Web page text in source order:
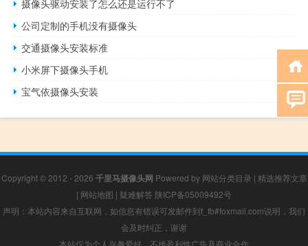
摄像头驱动安装了怎么还是运行不了
公司定制的手机没有摄像头
交通摄像头安装标准
小米屏下摄像头手机
宝气依摄像头安装
Copyright © 2012 - 2026 千里马摄像头网 Powered by 网站分类目录 | 精选推荐文章
| 网站地图 | 疑难解答 陕ICP备05009492号
声明：本站内容来自互联网，如信息有错误可发邮件到f_fb#foxmail.com说明，我们
会及时纠正，谢谢
本站仅为个人兴趣爱好，不接盈利性广告及商业合作